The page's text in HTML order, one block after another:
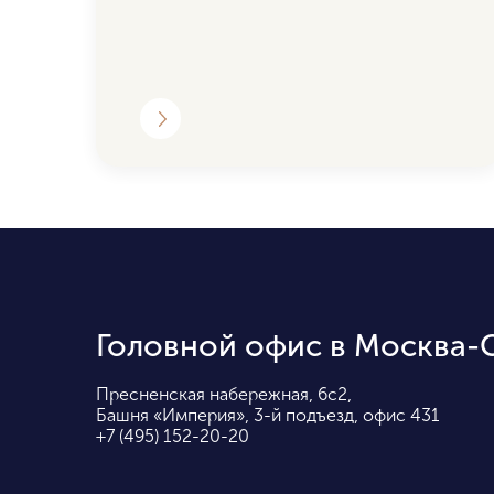
Головной офис в Москва-
Пресненская набережная, 6с2,
Башня «Империя», 3-й подъезд, офис 431
+7 (495) 152-20-20